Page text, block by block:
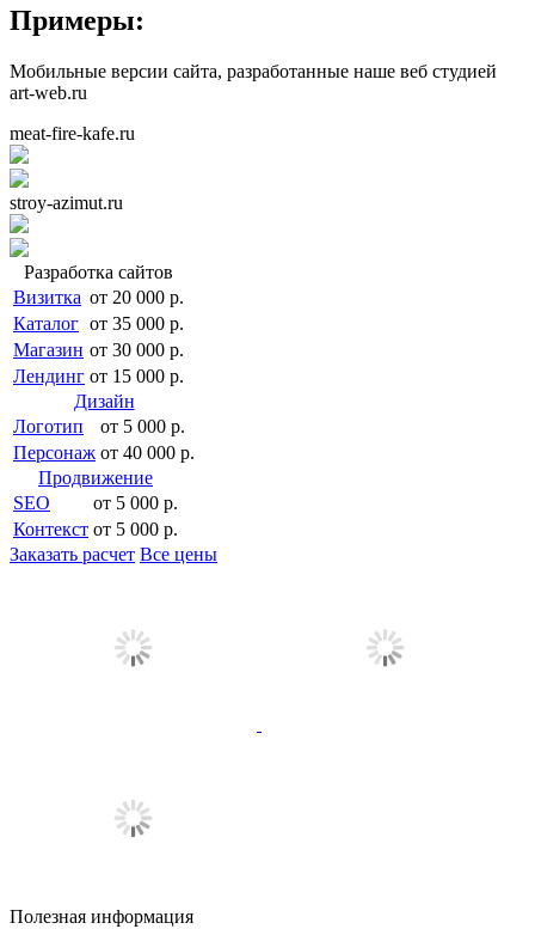
Примеры:
Мобильные версии сайта, разработанные наше веб студией
art-web.ru
meat-fire-kafe.ru
stroy-azimut.ru
Разработка сайтов
Визитка от 20 000 р.
Каталог от 35 000 р.
Магазин от 30 000 р.
Лендинг от 15 000 р.
Дизайн
Логотип
от 5 000 р.
Персонаж от 40 000 р.
Продвижение
SEO
от 5 000 р.
Контекст от 5 000 р.
Заказать расчет Все цены
Полезная информация